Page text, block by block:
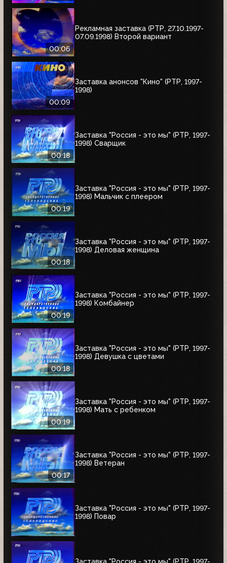
00:06
Рекламная заставка (РТР, 27.10.1997-
07.09.1998) Второй вариант
00:09
Заставка анонсов "Кино" (РТР, 1997-
1998)
00:18
Заставка "Россия - это мы" (РТР, 1997-
1998) Сварщик
00:19
Заставка "Россия - это мы" (РТР, 1997-
1998) Мальчик с плеером
00:18
Заставка "Россия - это мы" (РТР, 1997-
1998) Деловая женщина
00:19
Заставка "Россия - это мы" (РТР, 1997-
1998) Комбайнер
00:18
Заставка "Россия - это мы" (РТР, 1997-
1998) Девушка с цветами
00:19
Заставка "Россия - это мы" (РТР, 1997-
1998) Мать с ребенком
00:17
Заставка "Россия - это мы" (РТР, 1997-
1998) Ветеран
Заставка "Россия - это мы" (РТР, 1997-
1998) Повар
Заставка "Россия - это мы" (РТР, 1997-